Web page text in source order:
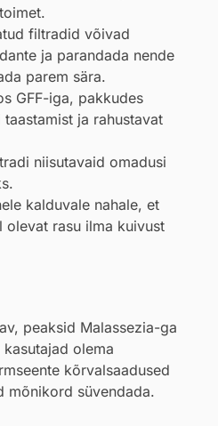
filtradid võivad
ja parandada nende
parem sära.
GFF-iga, pakkudes
ja rahustavat
niisutavaid omadusi
kalduvale nahale, et
olevat rasu ilma kuivust
peaksid Malassezia-ga
olema
kõrvalsaadused
mõnikord süvendada.